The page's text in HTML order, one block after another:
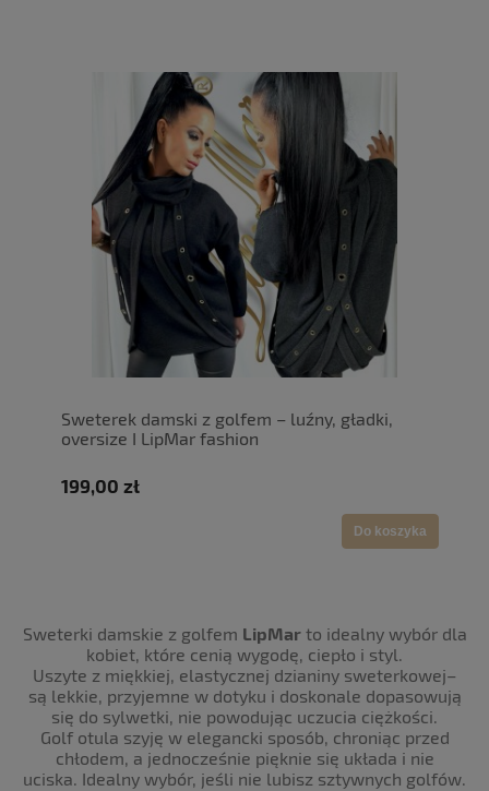
Sweterek damski z golfem – luźny, gładki,
oversize I LipMar fashion
199,00 zł
Do koszyka
Sweterki damskie z golfem LipMarto idealny wybór dla
kobiet, które cenią wygodę, ciepło i styl.
Uszyte z miękkiej, elastycznej dzianiny sweterkowej–
są lekkie, przyjemne w dotyku i doskonale dopasowują
się do sylwetki, nie powodując uczucia ciężkości.
Golf otula szyję w elegancki sposób, chroniąc przed
chłodem, a jednocześnie pięknie się układa i nie
uciska. Idealny wybór, jeśli nie lubisz sztywnych golfów.